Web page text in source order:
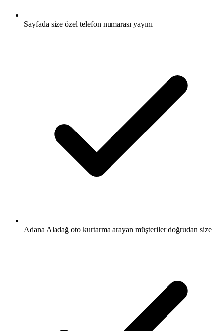
Sayfada size özel telefon numarası yayını
Adana Aladağ oto kurtarma arayan müşteriler doğrudan size